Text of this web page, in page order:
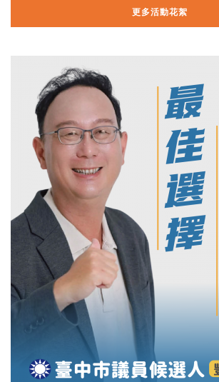
更多活動花絮